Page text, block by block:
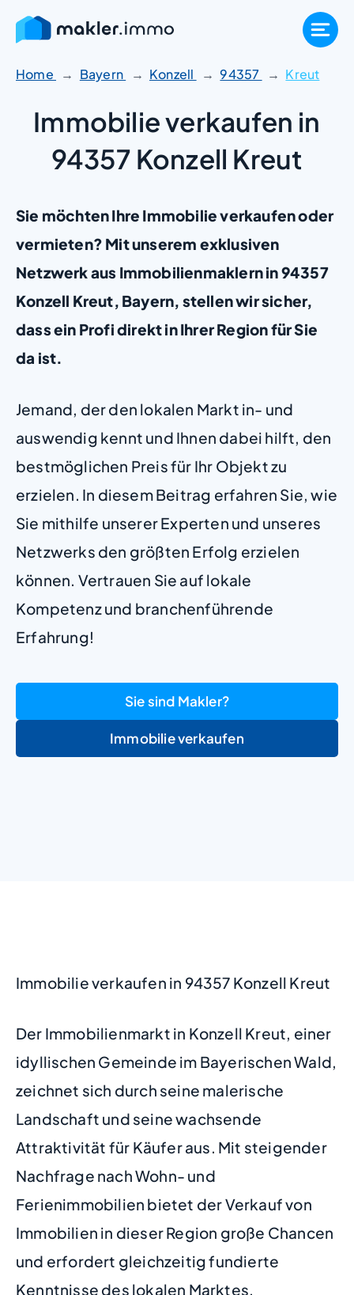
Zum
Inhalt
springen
Home Bayern Konzell 94357 Kreut
Immobilie verkaufen in
94357 Konzell Kreut
Sie möchten Ihre Immobilie verkaufen oder
vermieten? Mit unserem exklusiven
Netzwerk aus Immobilienmaklern in 94357
Konzell Kreut, Bayern, stellen wir sicher,
dass ein Profi direkt in Ihrer Region für Sie
da ist.
Jemand, der den lokalen Markt in- und
auswendig kennt und Ihnen dabei hilft, den
bestmöglichen Preis für Ihr Objekt zu
erzielen. In diesem Beitrag erfahren Sie, wie
Sie mithilfe unserer Experten und unseres
Netzwerks den größten Erfolg erzielen
können. Vertrauen Sie auf lokale
Kompetenz und branchenführende
Erfahrung!
Sie sind Makler?
Immobilie verkaufen
Immobilie verkaufen in 94357 Konzell Kreut
Der Immobilienmarkt in Konzell Kreut, einer
idyllischen Gemeinde im Bayerischen Wald,
zeichnet sich durch seine malerische
Landschaft und seine wachsende
Attraktivität für Käufer aus. Mit steigender
Nachfrage nach Wohn- und
Ferienimmobilien bietet der Verkauf von
Immobilien in dieser Region große Chancen
und erfordert gleichzeitig fundierte
Kenntnisse des lokalen Marktes.